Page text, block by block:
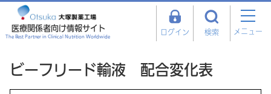
医療関係者向け情報サイト
The Best Partner in Clinical Nutrition Worldwide ログイン 検索 メニュー
ビーフリード輸液 配合変化表